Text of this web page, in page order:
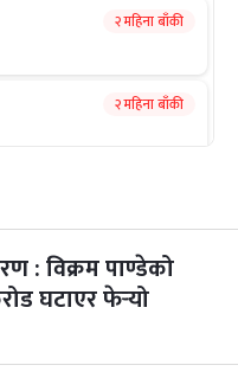
२ महिना बाँकी
२ महिना बाँकी
२ महिना बाँकी
: विक्रम पाण्डेको
घटाएर फेर्‍यो